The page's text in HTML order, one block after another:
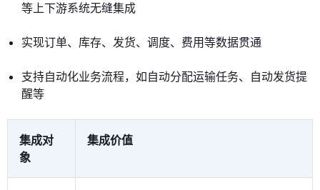
等上下游系统无缝集成
实现订单、库存、发货、调度、费用等数据贯通
支持自动化业务流程，如自动分配运输任务、自动发货提
醒等
集成对
象
集成价值